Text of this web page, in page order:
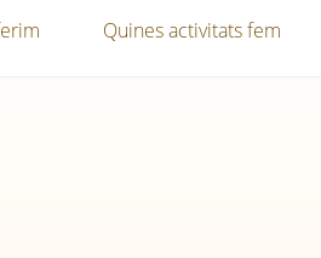
Quines activitats fem